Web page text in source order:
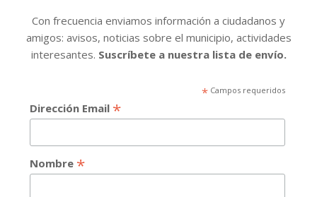
Con frecuencia enviamos información a ciudadanos y
amigos: avisos, noticias sobre el municipio, actividades
interesantes. Suscríbete a nuestra lista de envío.
*Campos requeridos
Dirección Email *
Nombre *